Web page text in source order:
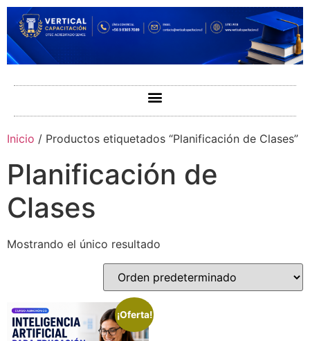
Inicio / Productos etiquetados “Planificación de Clases”
Planificación de
Clases
Mostrando el único resultado
¡Oferta!